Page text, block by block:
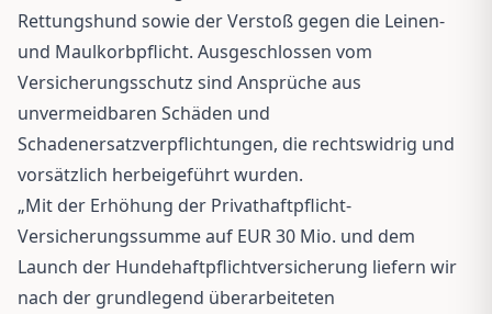
Rettungshund sowie der Verstoß gegen die Leinen-
und Maulkorbpflicht. Ausgeschlossen vom
Versicherungsschutz sind Ansprüche aus
unvermeidbaren Schäden und
Schadenersatzverpflichtungen, die rechtswidrig und
vorsätzlich herbeigeführt wurden.
„Mit der Erhöhung der Privathaftpflicht-
Versicherungssumme auf EUR 30 Mio. und dem
Launch der Hundehaftpflichtversicherung liefern wir
nach der grundlegend überarbeiteten